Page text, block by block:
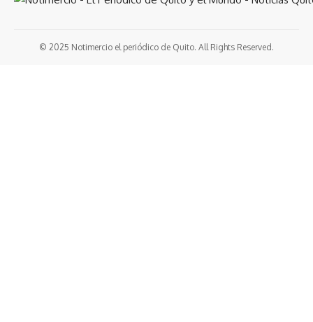
© 2025 Notimercio el periódico de Quito. All Rights Reserved.